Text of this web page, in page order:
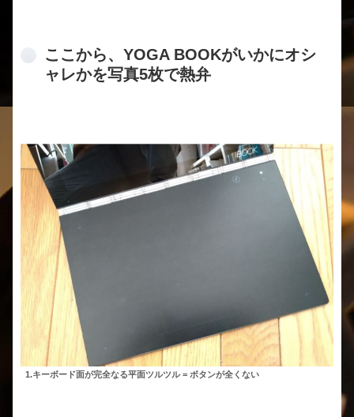
ここから、YOGA BOOKがいかにオシ
ャレかを写真5枚で熱弁
1.キーボード面が完全なる平面ツルツル = ボタンが全くない